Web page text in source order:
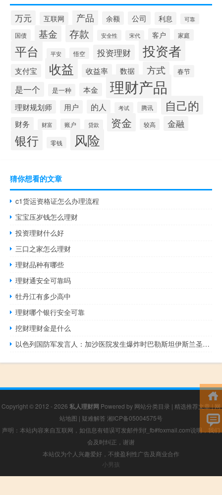
万元 互联网 产品 余额 公司 利息 可靠
国债 基金 存款 安全性 宋代 客户 家庭
平台 平安 悟空 投资理财 投资者
支付宝 收益 收益率 数据 方式 春节
是一个 是一种 本金 理财产品
理财规划师 用户 的人 考试 腾讯 自己的
财务 财富 账户 贷款 资金 较高 金融
银行 零钱 风险
猜你想看的文章
c1货运资格证怎么办理流程
宝宝压岁钱怎么理财
投资理财什么好
三口之家怎么理财
理财品种有哪些
理财通安全可靠吗
牡丹江有多少高中
理财哪个银行安全可靠
挖财理财金是什么
以色列国防军发言人：加沙医院发生爆炸时巴勒斯坦伊斯兰圣战组织发射了火箭弹而以色列没有从陆地、空中或是海上向医院开火
Copyright © 2012 - 2026 私人理财网 Powered by 网站分类目录 | 精选推荐文章|网
站地图 | 疑难解答 湘ICP备05004575号
声明：本站内容来自互联网，如信息有错误可发邮件到f_fb#foxmail.com说明，我们
会及时纠正，谢谢
本站仅为个人兴趣爱好，不接盈利性广告及商业合作
小男孩